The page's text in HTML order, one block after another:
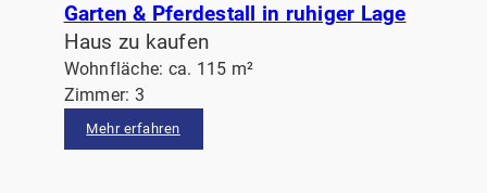
Garten & Pferdestall in ruhiger Lage
Haus zu kaufen
Wohnfläche: ca. 115 m²
Zimmer: 3
Mehr erfahren